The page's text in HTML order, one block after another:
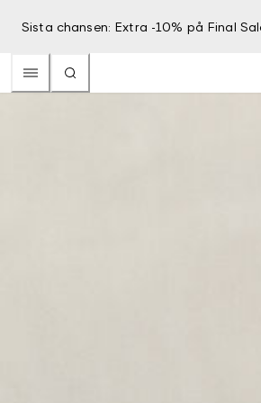
Sista chansen: Extra -10% på Final